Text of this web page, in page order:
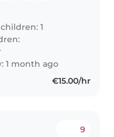
1
1 month ago
€15.00/hr
9